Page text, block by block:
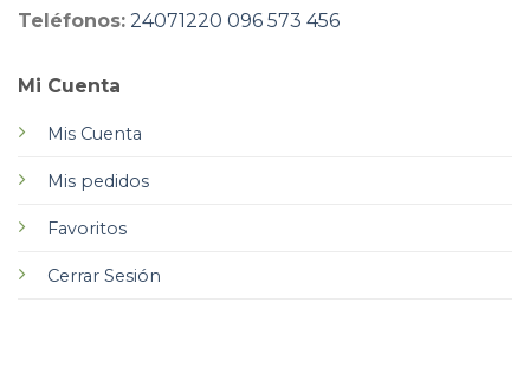
Mi Cuenta
Mis Cuenta
Mis pedidos
Favoritos
Cerrar Sesión
Teléfonos: 24071220 096 573 456